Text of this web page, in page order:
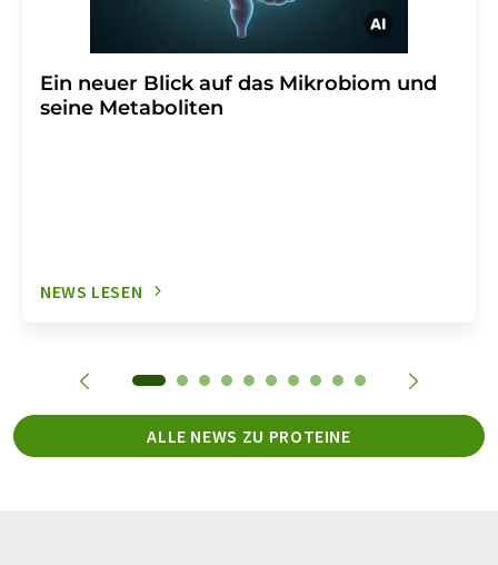
Ein neuer Blick auf das Mikrobiom und
seine Metaboliten
NEWS LESEN
ALLE NEWS ZU PROTEINE